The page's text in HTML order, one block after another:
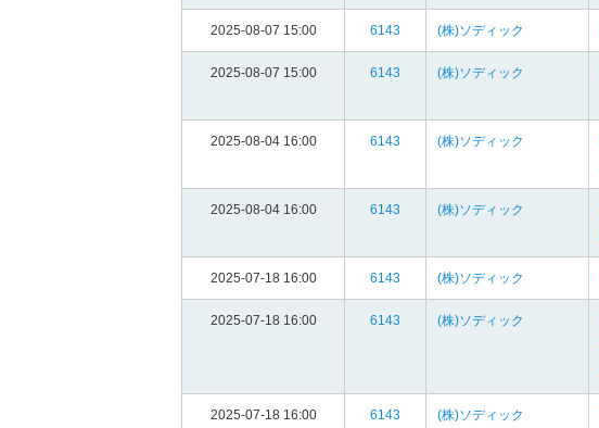
2025-08-07 15:00 6143 (株)ソディック
2025-08-07 15:00 6143 (株)ソディック
2025-08-04 16:00 6143 (株)ソディック
2025-08-04 16:00 6143 (株)ソディック
2025-07-18 16:00 6143 (株)ソディック
2025-07-18 16:00 6143 (株)ソディック
2025-07-18 16:00 6143 (株)ソディック